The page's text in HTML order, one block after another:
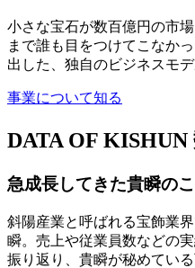
小さな宝石が数百億円の市
まで誰も目をつけてこなか
出した、独自のビジネスモデ
事業について知る
DATA OF KISHUN
急成長してきた貴瞬の
斜陽産業と呼ばれる宝飾業
瞬。売上や従業員数などの
振り返り、貴瞬が秘めてい